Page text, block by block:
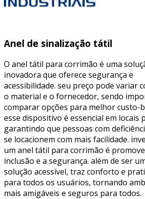
Anel de sinalização tátil
O anel tátil para corrimão é uma
inovadora que oferece segurança e
acessibilidade. seu preço pode variar
o material e o fornecedor, sendo
comparar opções para melhor custo-
esse dispositivo é essencial em locais
garantindo que pessoas com
se locacionem com mais facilidade.
um anel tátil para corrimão é
inclusão e a segurança. além de ser
solução acessível, traz conforto e
para todos os usuários, tornando
mais amigáveis e seguros para todos.